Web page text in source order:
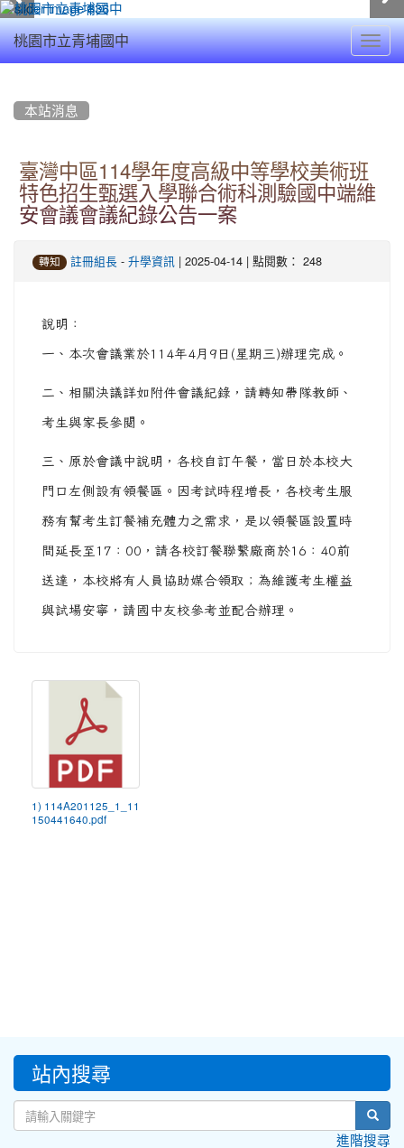
桃園市立青埔國中
本站消息
臺灣中區114學年度高級中等學校美術班
特色招生甄選入學聯合術科測驗國中端維
安會議會議紀錄公告一案
轉知 註冊組長 - 升學資訊 | 2025-04-14 | 點閱數： 248
說明：
一、本次會議業於114年4月9日(星期三)辦理完成。
二、相關決議詳如附件會議紀錄，請轉知帶隊教師、
考生與家長參閱。
三、原於會議中說明，各校自訂午餐，當日於本校大
門口左側設有領餐區。因考試時程增長，各校考生服
務有幫考生訂餐補充體力之需求，是以領餐區設置時
間延長至17：00，請各校訂餐聯繫廠商於16：40前
送達，本校將有人員協助媒合領取；為維護考生權益
與試場安寧，請國中友校參考並配合辦理。
1) 114A201125_1_11
150441640.pdf
::: 站內搜尋
進階搜尋